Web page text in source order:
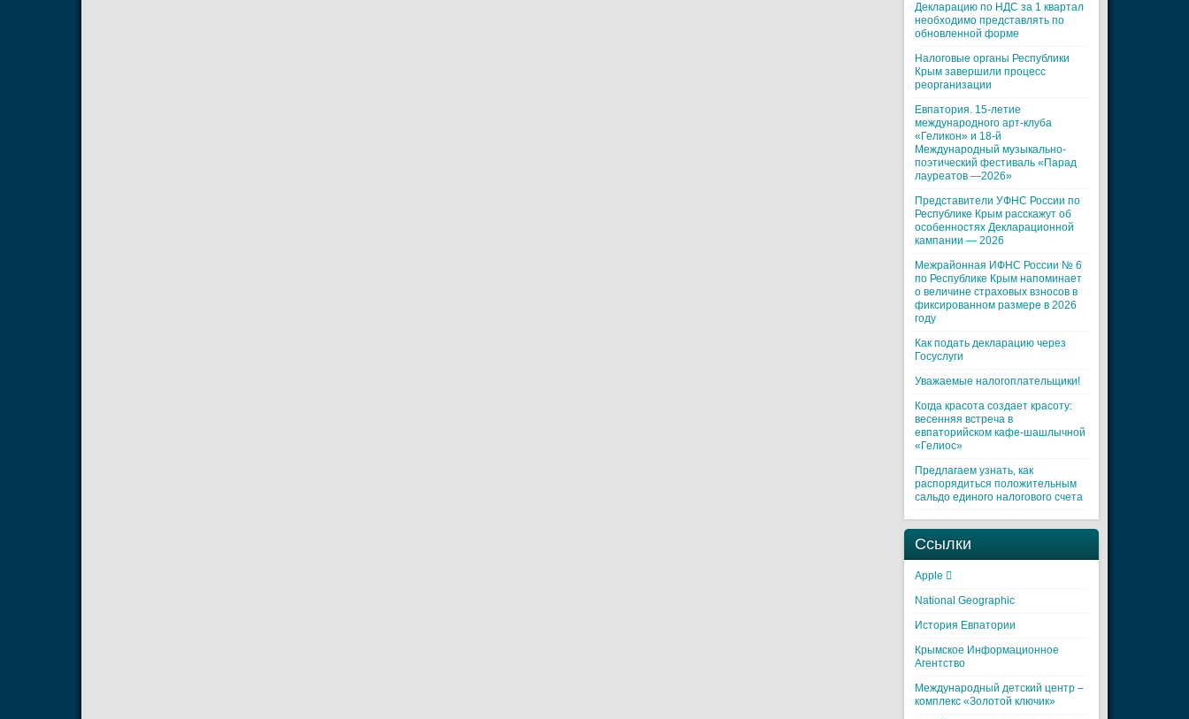
Декларацию по НДС за 1 квартал
необходимо представлять по
обновленной форме
Налоговые органы Республики
Крым завершили процесс
реорганизации
Евпатория. 15-летие
международного арт-клуба
«Геликон» и 18-й
Международный музыкально-
поэтический фестиваль «Парад
лауреатов —2026»
Представители УФНС России по
Республике Крым расскажут об
особенностях Декларационной
кампании — 2026
Межрайонная ИФНС России № 6
по Республике Крым напоминает
о величине страховых взносов в
фиксированном размере в 2026
году
Как подать декларацию через
Госуслуги
Уважаемые налогоплательщики!
Когда красота создает красоту:
весенняя встреча в
евпаторийском кафе-шашлычной
«Гелиос»
Предлагаем узнать, как
распорядиться положительным
сальдо единого налогового счета
Ссылки
Apple 
National Geographic
История Евпатории
Крымское Информационное
Агентство
Международный детский центр –
комплекс «Золотой ключик»